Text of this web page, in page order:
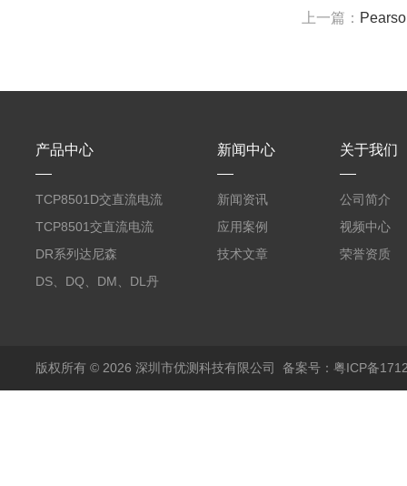
上一篇：
产品中心
TCP8501D交直流电流
探头500A
TCP8501交直流电流
探头500A
DR系列达尼森
Danisense高精度电流
DS、DQ、DM、DL丹
新闻中心
新闻资讯
应用案例
技术文章
关于我们
公司简介
视频中心
荣誉资质
版权所有 © 2026 深圳市优测科技有限公司 备案号：粤ICP备